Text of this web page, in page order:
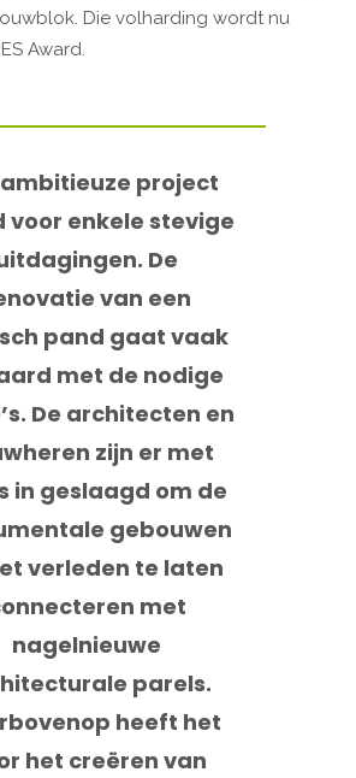
Die volharding wordt nu
Award.
project
voor enkele stevige
De
van een
pand gaat vaak
met de nodige
De architecten en
zijn er met
in geslaagd om de
gebouwen
verleden te laten
met
nagelnieuwe
parels.
heeft het
het creëren van